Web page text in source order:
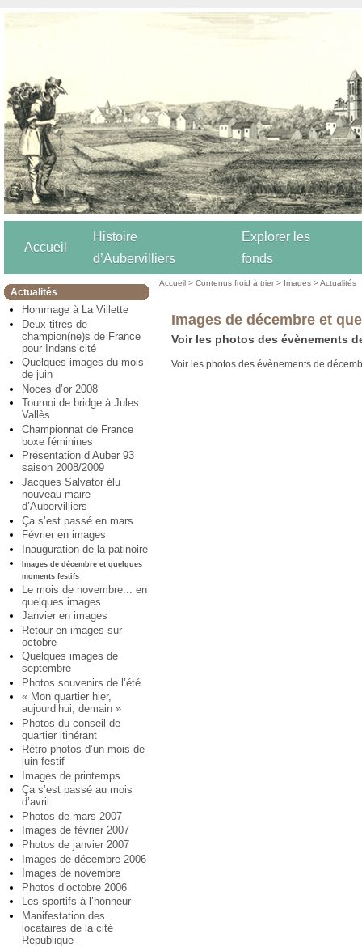
Accueil
Histoire
d’Aubervilliers
Explorer les
fonds
Actualités
Hommage à La Villette
Deux titres de
champion(ne)s de France
pour Indans’cité
Quelques images du mois
de juin
Noces d’or 2008
Tournoi de bridge à Jules
Vallès
Championnat de France
boxe féminines
Présentation d’Auber 93
saison 2008/2009
Jacques Salvator élu
nouveau maire
d’Aubervilliers
Ça s’est passé en mars
Février en images
Inauguration de la patinoire
Images de décembre et quelques
moments festifs
Le mois de novembre... en
quelques images.
Janvier en images
Retour en images sur
octobre
Quelques images de
septembre
Photos souvenirs de l’été
« Mon quartier hier,
aujourd’hui, demain »
Photos du conseil de
quartier itinérant
Rétro photos d’un mois de
juin festif
Images de printemps
Ça s’est passé au mois
d’avril
Photos de mars 2007
Images de février 2007
Photos de janvier 2007
Images de décembre 2006
Images de novembre
Photos d’octobre 2006
Les sportifs à l’honneur
Manifestation des
locataires de la cité
République
Accueil >Contenus froid à trier > Images >Actualités
Images de décembre et
Voir les photos des évènements
Voir les photos des évènements de